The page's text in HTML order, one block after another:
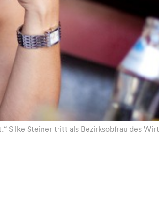
Silke Steiner tritt als Bezirksobfrau des